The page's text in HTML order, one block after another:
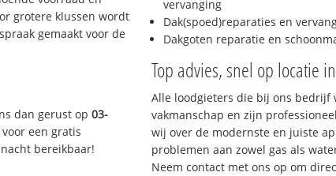
grotere klussen wordt
gemaakt voor de
dan gerust op03-
een gratis
bereikbaar!
vervanging
Dak(spoed)reparaties en
Dakgoten reparatie en
Top advies, snel op locatie in
Alle loodgieters die bij ons bedrijf
vakmanschap en zijn
wij over de modernste en juiste
problemen aan zowel gas als
Neem contact met ons op om